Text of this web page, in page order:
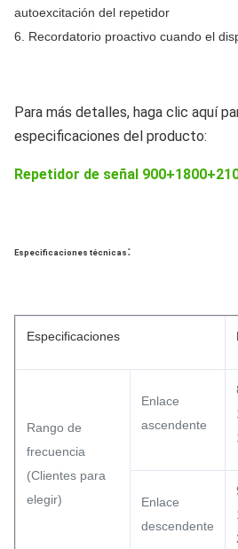
autoexcitación del repetidor
6. Recordatorio proactivo cuando el
Para más detalles, haga clic aquí
especificaciones del producto:
Repetidor de señal
Especificaciones técnicas:
Especificaciones
Rango de
frecuencia
(Clientes para
elegir)
Enlace
ascendente
Enlace
descendente